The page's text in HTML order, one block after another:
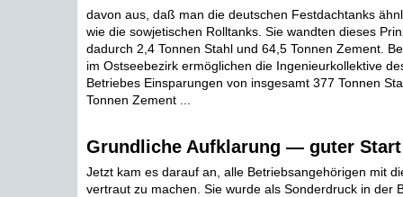
davon aus, daß man die deutschen Festdachtanks
wie die sowjetischen Rolltanks. Sie wandten dieses
dadurch 2,4 Tonnen Stahl und 64,5 Tonnen Zement.
im Ostseebezirk ermöglichen die Ingenieurkollektive
Betriebes Einsparungen von insgesamt 377 Tonnen
Tonnen Zement ...
Grundliche Aufklarung — guter Start
Jetzt kam es darauf an, alle Betriebsangehörigen mit
vertraut zu machen. Sie wurde als Sonderdruck in der